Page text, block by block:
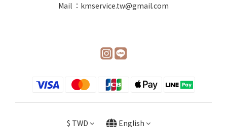
Mail ：kmservice.tw@gmail.com
$ TWD English